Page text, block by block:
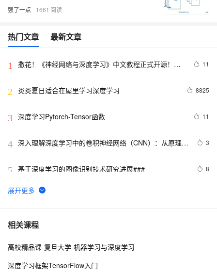
强了一点 1661
热门文章 最新文章
1
撒花！《神经网络与深度学习》中文教程正式开源！全
11
2 炎炎夏日适合在屋里学习深度学习 8825
3 深度学习Pytorch-Tensor函数 11
4 深入理解深度学习中的卷积神经网络（CNN）：从原理到
3
5 8
6 深度学习中的图像风格迁移技术探析
7 Python深度学习面试：CNN、RNN与Transformer详解
8 基于Pytorch的深度学习模型保存和加载方式
相关课程
高校精品课-复旦大学-机器学习与深度学习
深度学习框架TensorFlow入门